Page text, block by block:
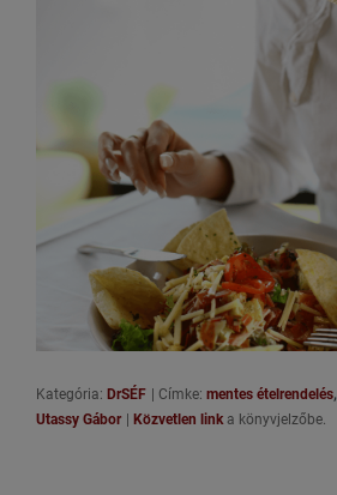
Kategória: DrSÉF Címke: mentes ételrendelés,
Utassy Gábor
Közvetlen linka könyvjelzőbe.